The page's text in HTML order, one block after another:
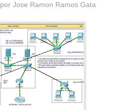
porJose Ramon Ramos Gata